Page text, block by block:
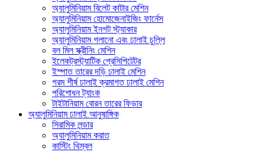
অ্যালুমিনিয়াম বিলেট কাটার মেশিন
অ্যালুমিনিয়াম হোমোজেনাইজিং ফার্নেস
অ্যালুমিনিয়াম ইনগট স্ট্যাকার
অ্যালুমিনিয়াম গলানো এবং ঢালাই চুল্লি
বল মিল স্ক্রীনিং মেশিন
ইলেকট্রস্ট্যাটিক প্রেসিপিটেটর
ইস্পাত তারের দড়ি ঢালাই মেশিন
গরম শীর্ষ ঢালাই ক্রমাগত ঢালাই মেশিন
পরিশোধন ট্যাংক
টাইটানিয়াম বোরন তারের ফিডার
অ্যালুমিনিয়াম ঢালাই আনুষাঙ্গিক
সিরামিক লন্ডার
অ্যালুমিনিয়াম করাত
কাস্টিং থিম্বল